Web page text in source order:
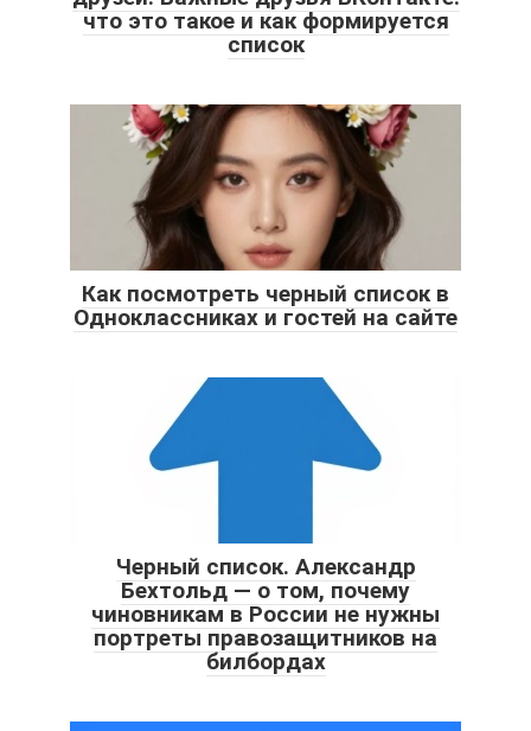
что это такое и как формируется
список
Как посмотреть черный список в
Одноклассниках и гостей на сайте
Черный список. Александр
Бехтольд — о том, почему
чиновникам в России не нужны
портреты правозащитников на
билбордах